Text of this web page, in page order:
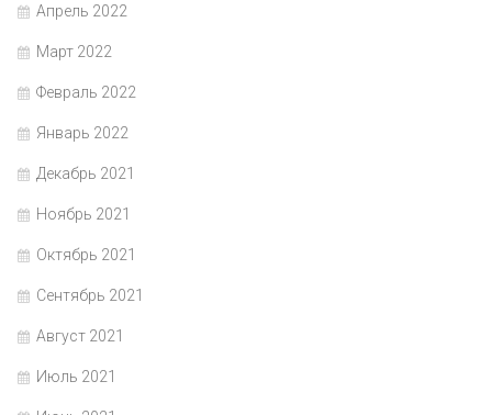
Апрель 2022
Март 2022
Февраль 2022
Январь 2022
Декабрь 2021
Ноябрь 2021
Октябрь 2021
Сентябрь 2021
Август 2021
Июль 2021